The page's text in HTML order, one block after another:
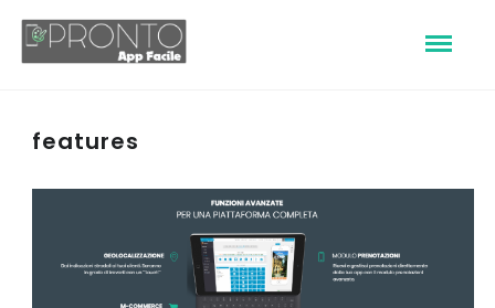
features